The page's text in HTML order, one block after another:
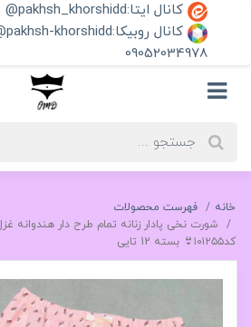
کانال ایتا:pakhsh_khorshidd@
کانال روبیکا:pakhsh-khorshidd@
09052034978
خانه
فهرست محصولات
کد۱۰۱۲۵۵👙 بسته 12 تایی